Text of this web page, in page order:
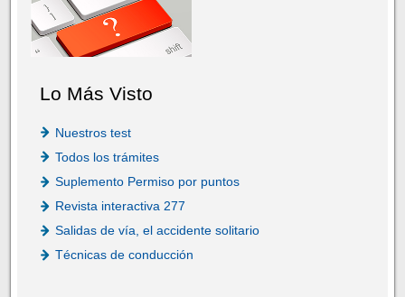
Lo Más Visto
Nuestros test
Todos los trámites
Suplemento Permiso por puntos
Revista interactiva 277
Salidas de vía, el accidente solitario
Técnicas de conducción